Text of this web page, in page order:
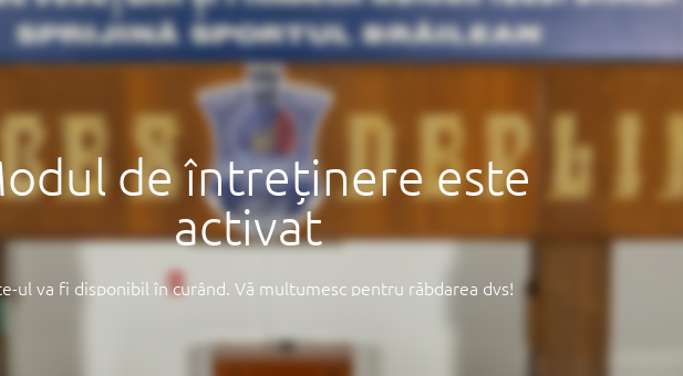
de întreținere este
activat
ul va fi disponibil în curând. Vă mulțumesc pentru răbdarea dvs!